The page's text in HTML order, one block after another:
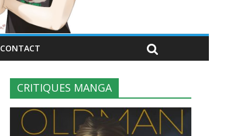
CONTACT
CRITIQUES MANGA